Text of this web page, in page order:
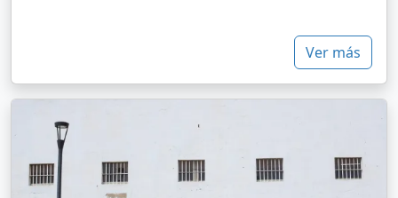
Ver más